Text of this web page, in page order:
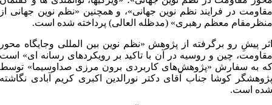
مقاومت در فرایند نظم نوین جهانی»، و همچنین «نظم نوین جهانی از
منظرمقام معظم رهبری» (مدظله العالی) پرداخته شده است.
اثر پیشِ رو برگرفته از پژوهش «نظم نوین بین المللی وجایگاه محور
مقاومت، چین و روسیه در آن با تاکید بر رویکردهای رسانه ای» است
که به سفارش «پژوهش‌های کاربردی برون مرزی صداوسیما» توسط
پژوهشگر کوشا جناب آقای دکتر نورالدین اکبری کریم آبادی نگاشته
شده است.